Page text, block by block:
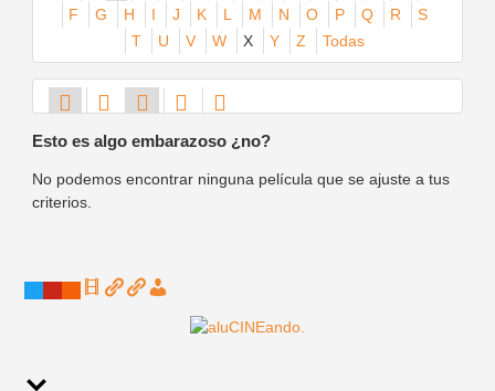
F
G H I J K L M N O P Q R
S
T
U V W X Y Z Todas
Esto es algo embarazoso ¿no?
No podemos encontrar ninguna película que se ajuste a tus
criterios.